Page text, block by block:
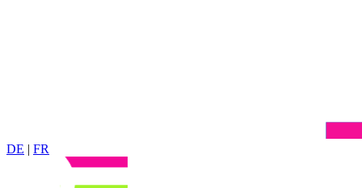
DE | FR